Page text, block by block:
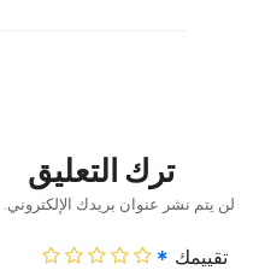
ترك التعليق
لن يتم نشر عنوان بريدك الإلكتروني.
تقييمك